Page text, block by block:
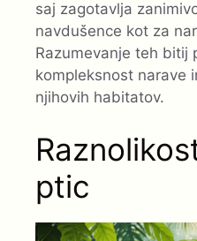
saj zagotavlja
navdušence kot za
Razumevanje teh bitij
kompleksnost narave
njihovih habitatov.
ptic